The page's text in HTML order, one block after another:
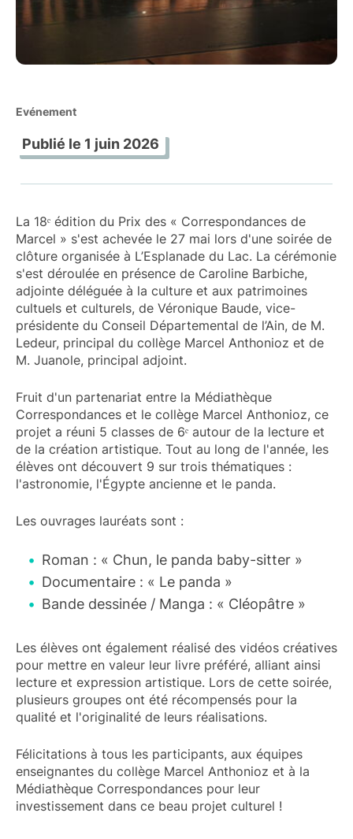
Evénement
Publié le 1 juin 2026
La 18ᵉ édition du Prix des « Correspondances de
Marcel » s'est achevée le 27 mai lors d'une soirée de
clôture organisée à L’Esplanade du Lac. La cérémonie
s'est déroulée en présence de Caroline Barbiche,
adjointe déléguée à la culture et aux patrimoines
cultuels et culturels, de Véronique Baude, vice-
présidente du Conseil Départemental de l’Ain, de M.
Ledeur, principal du collège Marcel Anthonioz et de
M. Juanole, principal adjoint.
Fruit d'un partenariat entre la Médiathèque
Correspondances et le collège Marcel Anthonioz, ce
projet a réuni 5 classes de 6ᵉ autour de la lecture et
de la création artistique. Tout au long de l'année, les
élèves ont découvert 9 sur trois thématiques :
l'astronomie, l'Égypte ancienne et le panda.
Les ouvrages lauréats sont :
Roman : « Chun, le panda baby-sitter »
Documentaire : « Le panda »
Bande dessinée / Manga : « Cléopâtre »
Les élèves ont également réalisé des vidéos créatives
pour mettre en valeur leur livre préféré, alliant ainsi
lecture et expression artistique. Lors de cette soirée,
plusieurs groupes ont été récompensés pour la
qualité et l'originalité de leurs réalisations.
Félicitations à tous les participants, aux équipes
enseignantes du collège Marcel Anthonioz et à la
Médiathèque Correspondances pour leur
investissement dans ce beau projet culturel !